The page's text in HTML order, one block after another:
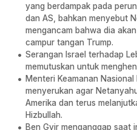
yang berdampak pada
dan AS, bahkan menyebut
mengancam bahwa dia
campur tangan Trump.
Serangan Israel terhadap
memutuskan untuk
Menteri Keamanan
menyerukan agar
Amerika dan terus
Hizbullah.
Ben Gvir menganggap saat